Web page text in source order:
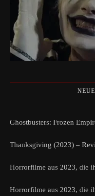
Ghostbusters: Frozen
Thanksgiving (2023) –
Horrorfilme aus 2023, die
Horrorfilme aus 2023, die